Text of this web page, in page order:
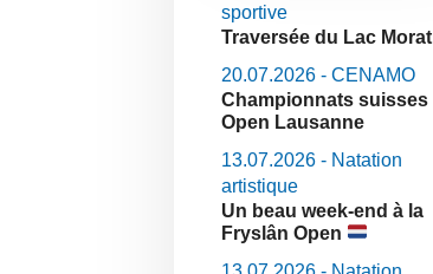
sportive
Traversée du Lac Morat
20.07.2026 - CENAMO
Championnats suisses
Open Lausanne
13.07.2026 - Natation
artistique
Un beau week-end à la
Fryslân Open